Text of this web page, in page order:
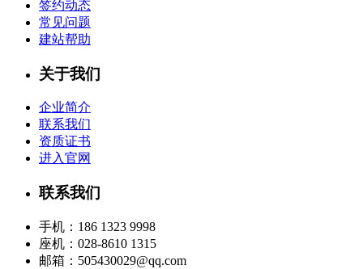
签约动态
常见问题
建站帮助
关于我们
企业简介
联系我们
资质证书
进入官网
联系我们
手机：186 1323 9998
座机：028-8610 1315
邮箱：505430029@qq.com